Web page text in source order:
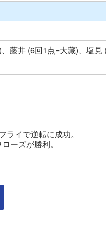
藤井 (6回1点=大藏)、塩見
イで逆転に成功。
ーズが勝利。